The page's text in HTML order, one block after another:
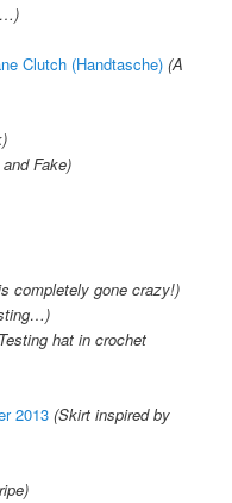
Clutch (Handtasche) (A
Fake)
completely gone crazy!)
hat in crochet
2013 (Skirt inspired by